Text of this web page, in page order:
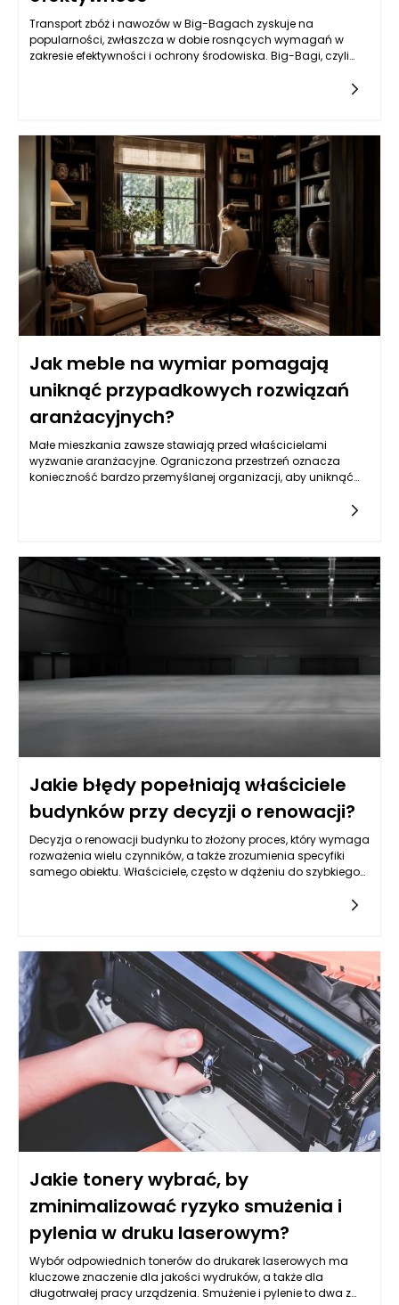
Transport zbóż i nawozów w Big-Bagach zyskuje na
popularności, zwłaszcza w dobie rosnących wymagań w
zakresie efektywności i ochrony środowiska. Big-Bagi, czyli
transportowanie znacznych ilości materiału przy minimalnym
worki papierowe czy plastikowe. Umożliwiają one także
redukcję odpadów, co jest kluczowym aspektem w
dzisiejszym zrównoważonym rozwoju przedsiębiorstw.
Przemysł rolniczy, dzięki stosowaniu Big-Bagów, może
zredukować koszty transportu a także podnieść efektywność
operacyjną.
Jak meble na wymiar pomagają
uniknąć przypadkowych rozwiązań
aranżacyjnych?
Małe mieszkania zawsze stawiają przed właścicielami
wyzwanie aranżacyjne. Ograniczona przestrzeń oznacza
konieczność bardzo przemyślanej organizacji, aby uniknąć
każdy zakamarek. Dzięki temu można zrealizować nie tylko
funkcjonalne, ale również estetyczne cele, eliminując
wyszczerbianie mebli o standardowych rozmiarach, które
często nie pasują do specyfiki pomieszczenia. Dobry projekt
mebli na wymiar sprawi, że nawet najmniejsze wnętrze może
przypadkowych i chaotycznych rozwiązań.
Jakie błędy popełniają właściciele
budynków przy decyzji o renowacji?
Decyzja o renowacji budynku to złożony proces, który wymaga
rozważenia wielu czynników, a także zrozumienia specyfiki
samego obiektu. Właściciele, często w dążeniu do szybkiego
prowadzić do nieodwracalnych konsekwencji finansowych i
przeprowadzenia skutecznej renowacji. Wiele osób zakłada, że
wystarczy jedynie wymienić kilka elementów, gdy tymczasem
problem może być znacznie głębszy i wymagać
kompleksowego podejścia. Nie można zatem ograniczać
renowacji tylko do estetyki czy powierzchownych poprawek,
ignorując aspekty strukturalne oraz techniczne budynku.
Jakie tonery wybrać, by
zminimalizować ryzyko smużenia i
pylenia w druku laserowym?
Wybór odpowiednich tonerów do drukarek laserowych ma
kluczowe znaczenie dla jakości wydruków, a także dla
długotrwałej pracy urządzenia. Smużenie i pylenie to dwa z